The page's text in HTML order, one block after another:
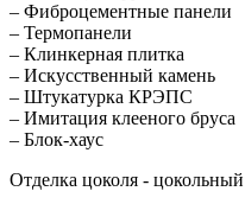
– Фиброцементные панели
– Термопанели
– Клинкерная плитка
– Искусственный камень
– Штукатурка КРЭПС
– Имитация клееного бруса
– Блок-хаус
Отделка цоколя - цокольный